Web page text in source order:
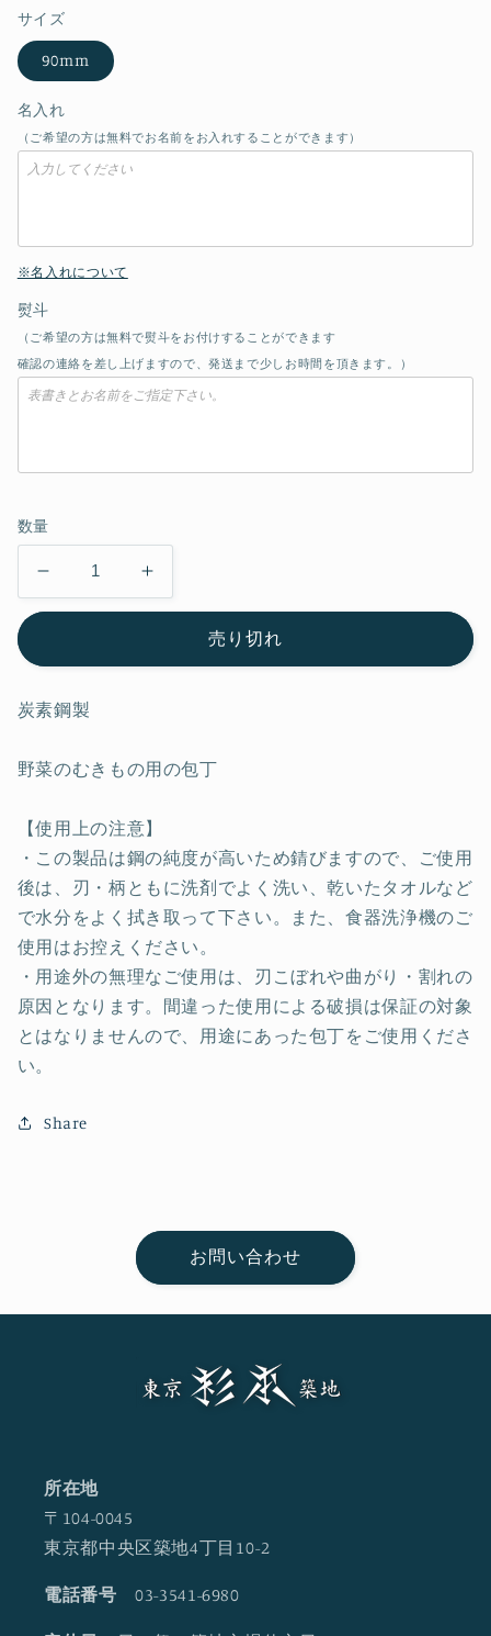
く
価
格
サイズ
90mm
名入れ
（ご希望の方は無料でお名前をお入れすることができます）
※名入れについて
熨斗
（ご希望の方は無料で熨斗をお付けすることができます
確認の連絡を差し上げますので、発送まで少しお時間を頂きます。）
数量
き
の
包
丁
(特
製
の
数
量
を
減
ら
す
む
き
の
製
の
数
量
を
増
や
す
売り切れ
炭素鋼製
野菜のむきもの用の包丁
【使用上の注意】
・この製品は鋼の純度が高いため錆びますので、ご使用
後は、刃・柄ともに洗剤でよく洗い、乾いたタオルなど
で水分をよく拭き取って下さい。また、食器洗浄機のご
使用はお控えください。
・用途外の無理なご使用は、刃こぼれや曲がり・割れの
原因となります。間違った使用による破損は保証の対象
とはなりませんので、用途にあった包丁をご使用くださ
い。
Share
お問い合わせ
所在地
〒104-0045
東京都中央区築地4丁目10-2
電話番号 03-3541-6980